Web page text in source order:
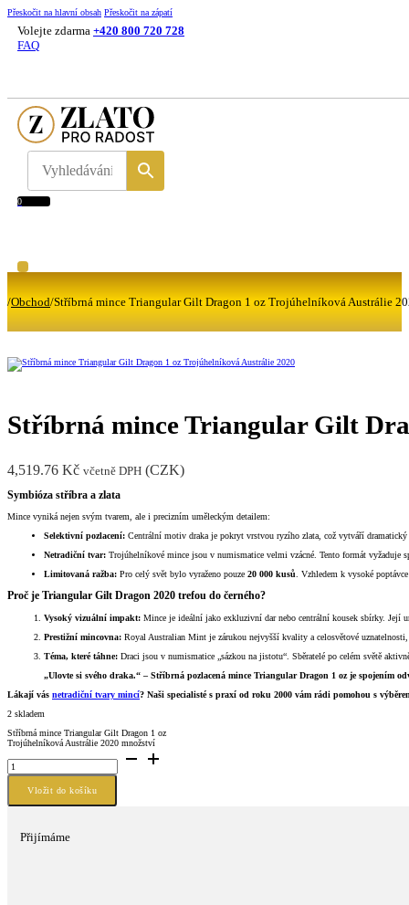
Přeskočit na hlavní obsah Přeskočit na zápatí
Volejte zdarma +420 800 720 728
FAQ
0
/Obchod/Stříbrná mince Triangular Gilt Dragon 1 oz Trojúhelníková Austrálie
Stříbrná mince Triangular Gilt
4,519.76 Kč včetně DPH (CZK)
Symbióza stříbra a zlata
Mince vyniká nejen svým tvarem, ale i precizním uměleckým detailem:
Selektivní pozlacení: Centrální motiv draka je pokryt vrstvou ryzího zlata, což vytváří
Netradiční tvar: Trojúhelníkové mince jsou v numismatice velmi vzácné. Tento formát vyžaduje
Limitovaná ražba: Pro celý svět bylo vyraženo pouze 20 000 kusů. Vzhledem k vysoké
Proč je Triangular Gilt Dragon 2020 trefou do černého?
Vysoký vizuální impakt: Mince je ideální jako exkluzivní dar nebo centrální kousek sbírky. Její
Prestižní mincovna: Royal Australian Mint je zárukou nejvyšší kvality a celosvětové
Téma, které táhne: Draci jsou v numismatice „sázkou na jistotu“. Sběratelé po celém světě
„Ulovte si svého draka.“ – Stříbrná pozlacená mince Triangular Dragon 1 oz je
Lákají vás netradiční tvary mincí? Naši specialisté s praxí od roku 2000 vám rádi pomohou s
2 skladem
Stříbrná mince Triangular Gilt Dragon 1 oz
Trojúhelníková Austrálie 2020 množství
Vložit do košíku
Přijímáme